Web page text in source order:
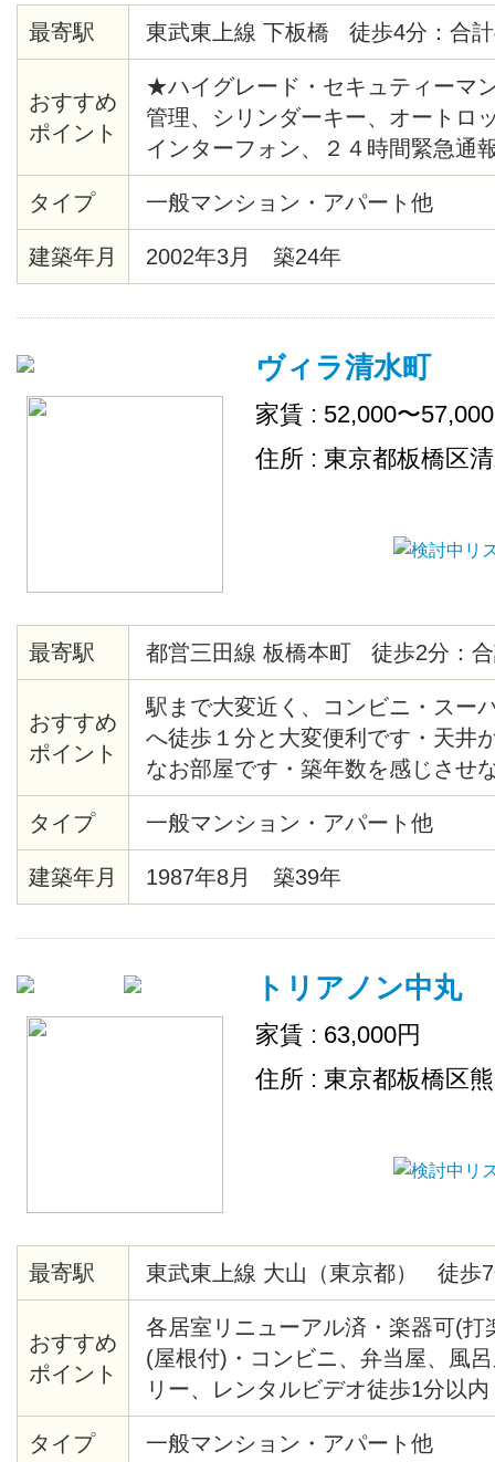
最寄駅 東武東上線 下板橋 徒歩4分：合
おすすめ
ポイント
★ハイグレード・セキュティー
管理、シリンダーキー、オートロ
インターフォン、２４時間緊急通
湯、バストイレ別、シャワー、暖
ー、クッションフロア、各居室照
ール、クローゼット、シューズボ
キッチン、エレベーター、ゴミ置
タイプ 一般マンション・アパート他
建築年月 2002年3月 築24年
ヴィラ清水町
家賃 : 52,000〜
住所 : 東京都板橋区
最寄駅 都営三田線 板橋本町 徒歩2分：
おすすめ
ポイント
駅まで大変近く、コンビニ・スー
へ徒歩１分と大変便利です・天井
なお部屋です・築年数を感じさせ
す・203号室全面リノベーション
レ/シャワーユニット新規です
タイプ 一般マンション・アパート他
建築年月 1987年8月 築39年
トリアノン中丸
家賃 : 63,000円
住所 : 東京都板橋区
最寄駅 東武東上線 大山（東京都） 徒歩
おすすめ
ポイント
各居室リニューアル済・楽器可(打
(屋根付)・コンビニ、弁当屋、風
リー、レンタルビデオ徒歩1分以
歩5分・郵便局、バス停徒歩2分・
ル電化・防犯カメラ設置・楽器応
タイプ 一般マンション・アパート他